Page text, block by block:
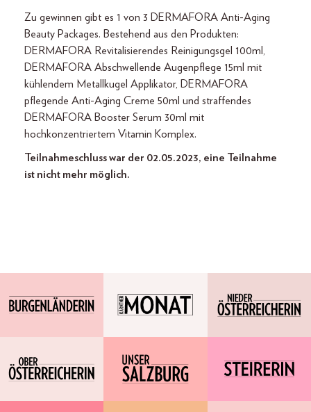
Zu gewinnen gibt es 1 von 3 DERMAFORA Anti-Aging
Beauty Packages. Bestehend aus den Produkten:
DERMAFORA Revitalisierendes Reinigungsgel 100ml,
DERMAFORA Abschwellende Augenpflege 15ml mit
kühlendem Metallkugel Applikator, DERMAFORA
pflegende Anti-Aging Creme 50ml und straffendes
DERMAFORA Booster Serum 30ml mit
hochkonzentriertem Vitamin Komplex.
Teilnahmeschluss war der 02.05.2023, eine Teilnahme
ist nicht mehr möglich.